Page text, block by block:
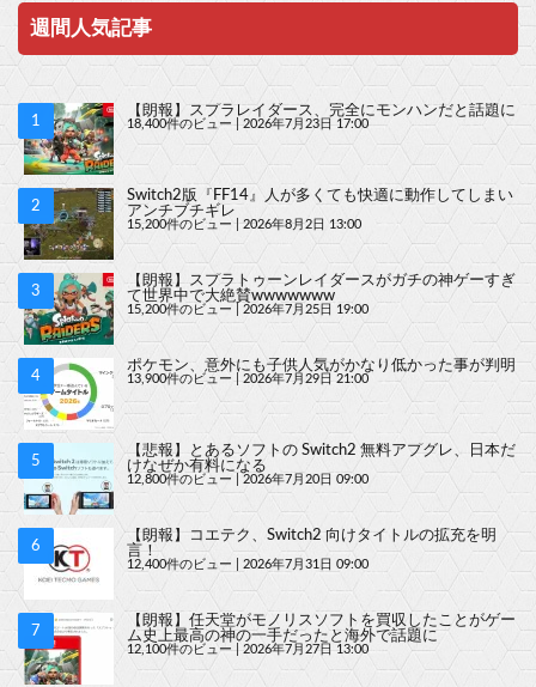
週間人気記事
【朗報】スプラレイダース、完全にモンハンだと話題に
18,400件のビュー 2026年7月23日 17:00
Switch2版『FF14』人が多くても快適に動作してしまい
アンチブチギレ
15,200件のビュー | 2026年8月2日 13:00
【朗報】スプラトゥーンレイダースがガチの神ゲーすぎ
て世界中で大絶賛wwwwwww
15,200件のビュー 2026年7月25日 19:00
ポケモン、意外にも子供人気がかなり低かった事が判明
13,900件のビュー 2026年7月29日 21:00
【悲報】とあるソフトの Switch2 無料アプグレ、日本だ
けなぜか有料になる
12,800件のビュー 2026年7月20日 09:00
【朗報】コエテク、Switch2 向けタイトルの拡充を明
言！
12,400件のビュー 2026年7月31日 09:00
【朗報】任天堂がモノリスソフトを買収したことがゲー
ム史上最高の神の一手だったと海外で話題に
12,100件のビュー | 2026年7月27日 13:00